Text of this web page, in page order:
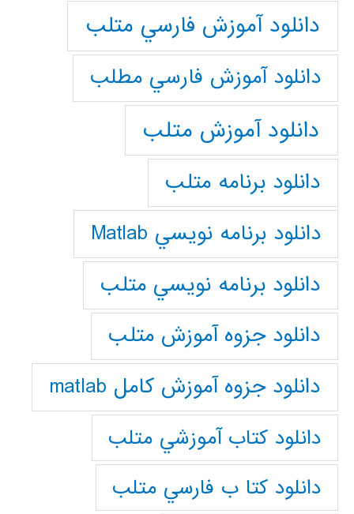
دانلود آموزش فارسي متلب
دانلود آموزش فارسي مطلب
دانلود آموزش متلب
دانلود برنامه متلب
دانلود برنامه نويسي Matlab
دانلود برنامه نويسي متلب
دانلود جزوه آموزش متلب
دانلود جزوه آموزش کامل matlab
دانلود كتاب آموزشي متلب
دانلود كتا ب فارسي متلب